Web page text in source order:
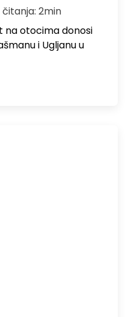
2min
na otocima donosi
i Ugljanu u